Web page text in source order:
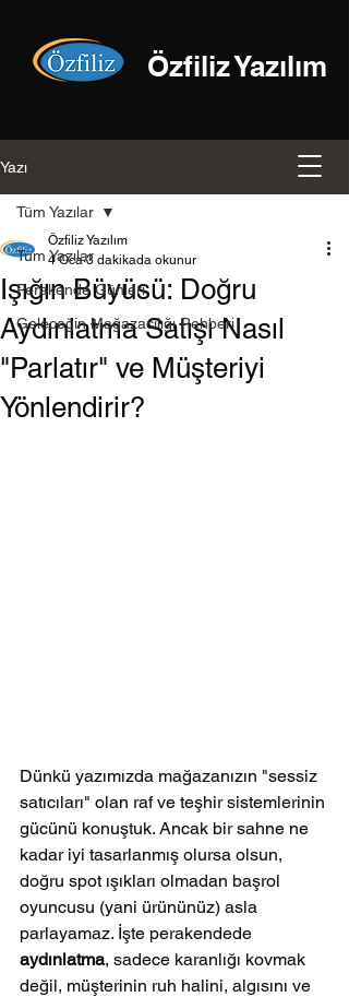
Özfiliz Yazılım
Yazı
Tüm Yazılar
Perakende Günleri
Geleceğin Mağazacılığı Rehberi
Tüm Yazılar
Işığın Büyüsü: Doğru
Aydınlatma Satışı Nasıl
"Parlatır" ve Müşteriyi
Yönlendirir?
Özfiliz Yazılım
4 Oca 3 dakikada okunur
Dünkü yazımızda mağazanızın "sessiz
satıcıları" olan raf ve teşhir sistemlerinin
gücünü konuştuk. Ancak bir sahne ne
kadar iyi tasarlanmış olursa olsun,
doğru spot ışıkları olmadan başrol
oyuncusu (yani ürününüz) asla
parlayamaz. İşte perakendede
aydınlatma, sadece karanlığı kovmak
değil, müşterinin ruh halini, algısını ve